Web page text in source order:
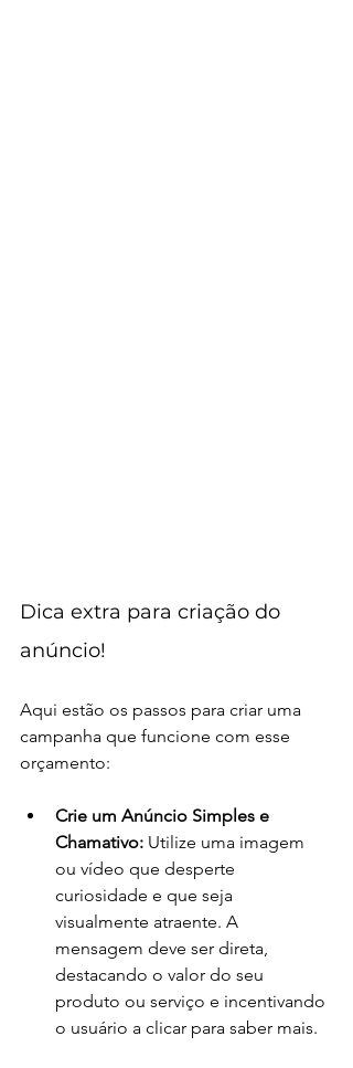
Dica extra para criação do
anúncio!
Aqui estão os passos para criar uma
campanha que funcione com esse
orçamento:
Crie um Anúncio Simples e
Chamativo: Utilize uma imagem
ou vídeo que desperte
curiosidade e que seja
visualmente atraente. A
mensagem deve ser direta,
destacando o valor do seu
produto ou serviço e incentivando
o usuário a clicar para saber mais.